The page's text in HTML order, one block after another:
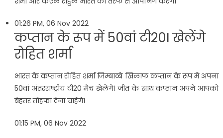
01:26 PM, 06 Nov 2022
कप्तान के रूप में 50वां टी20I खेलेंगे
रोहित शर्मा
भारत के कप्तान रोहित शर्मा जिम्बाव्बे खिलाफ कप्तान के रूप में अपना
50वां अंतरराष्ट्रीय टी20 मैच खेलेंगे। जीत के साथ कप्तान अपने आपको
बेहतर तोहफा देना चाहेंगे।
01:15 PM, 06 Nov 2022